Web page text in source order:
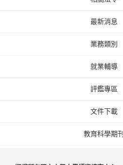
最新消息
業務類別
就業輔導
評鑑專區
文件下載
教育科學期刊